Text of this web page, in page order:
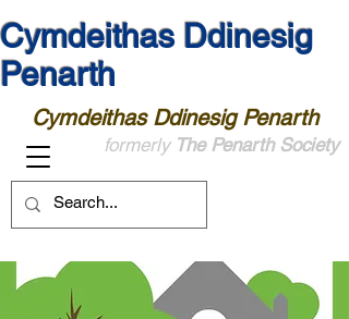
Cymdeithas Ddinesig
Penarth
Cymdeithas Ddinesig Penarth
formerly The Penarth Society